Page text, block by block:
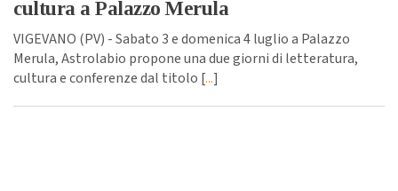
cultura a Palazzo Merula
VIGEVANO (PV) - Sabato 3 e domenica 4 luglio a Palazzo
Merula, Astrolabio propone una due giorni di letteratura,
cultura e conferenze dal titolo [...]